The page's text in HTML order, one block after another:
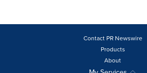
Contact PR Newswire
Products
About